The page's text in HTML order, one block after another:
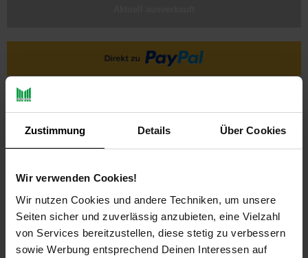
Zustimmung Details Über Cookies
Wir verwenden Cookies!
Wir nutzen Cookies und andere Techniken, um unsere
Seiten sicher und zuverlässig anzubieten, eine Vielzahl
von Services bereitzustellen, diese stetig zu verbessern
sowie Werbung entsprechend Deinen Interessen auf
PAYBACK